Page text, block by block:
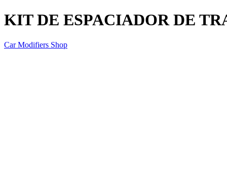
KIT DE ESPACIADOR DE
Car Modifiers Shop